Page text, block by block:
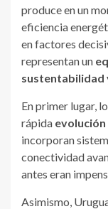
produce en un
eficiencia
en factores
representan un
sustentabilidad
En primer lugar,
rápida
incorporan
conectividad
antes eran
Asimismo,